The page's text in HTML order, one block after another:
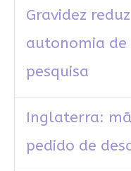
Gravidez
autonomia de
pesquisa
Inglaterra:
pedido de